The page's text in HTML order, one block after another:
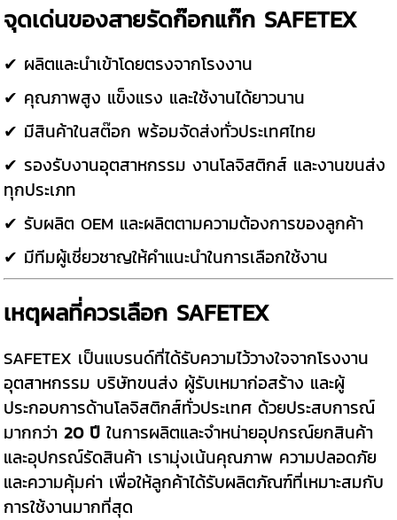
จุดเด่นของสายรัดก๊อกแก๊ก SAFETEX
✔ ผลิตและนำเข้าโดยตรงจากโรงงาน
✔ คุณภาพสูง แข็งแรง และใช้งานได้ยาวนาน
✔ มีสินค้าในสต๊อก พร้อมจัดส่งทั่วประเทศไทย
✔ รองรับงานอุตสาหกรรม งานโลจิสติกส์ และงานขนส่ง
ทุกประเภท
✔ รับผลิต OEM และผลิตตามความต้องการของลูกค้า
✔ มีทีมผู้เชี่ยวชาญให้คำแนะนำในการเลือกใช้งาน
เหตุผลที่ควรเลือก SAFETEX
SAFETEX เป็นแบรนด์ที่ได้รับความไว้วางใจจากโรงงาน
อุตสาหกรรม บริษัทขนส่ง ผู้รับเหมาก่อสร้าง และผู้
ประกอบการด้านโลจิสติกส์ทั่วประเทศ ด้วยประสบการณ์
มากกว่า20 ปี ในการผลิตและจำหน่ายอุปกรณ์ยกสินค้า
และอุปกรณ์รัดสินค้า เรามุ่งเน้นคุณภาพ ความปลอดภัย
และความคุ้มค่า เพื่อให้ลูกค้าได้รับผลิตภัณฑ์ที่เหมาะสมกับ
การใช้งานมากที่สุด